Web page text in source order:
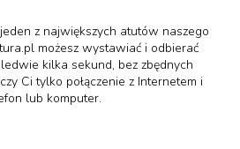
z największych atutów naszego
możesz wystawiać i odbierać
kilka sekund, bez zbędnych
Ci tylko połączenie z Internetem i
lub komputer.